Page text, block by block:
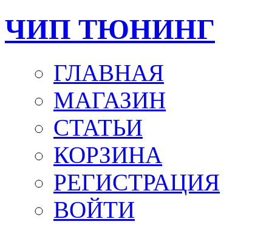
ЧИП ТЮНИНГ
ГЛАВНАЯ
МАГАЗИН
СТАТЬИ
КОРЗИНА
РЕГИСТРАЦИЯ
ВОЙТИ